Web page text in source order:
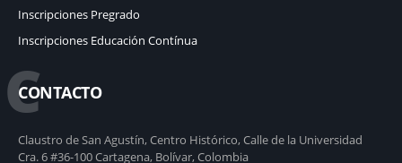
Inscripciones Pregrado
Inscripciones Educación Contínua
C
CONTACTO
Claustro de San Agustín, Centro Histórico, Calle de la Universidad
Cra. 6 #36-100 Cartagena, Bolívar, Colombia